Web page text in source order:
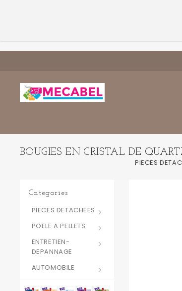
BOUGIES EN CRISTAL DE
PIECES
Categories
PIECES DETACHEES
POELE A PELLETS
ENTRETIEN-
DEPANNAGE
AUTOMOBILE